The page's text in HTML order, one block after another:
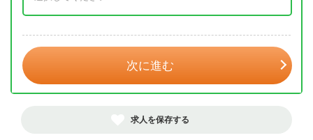
次に進む
求人を保存する